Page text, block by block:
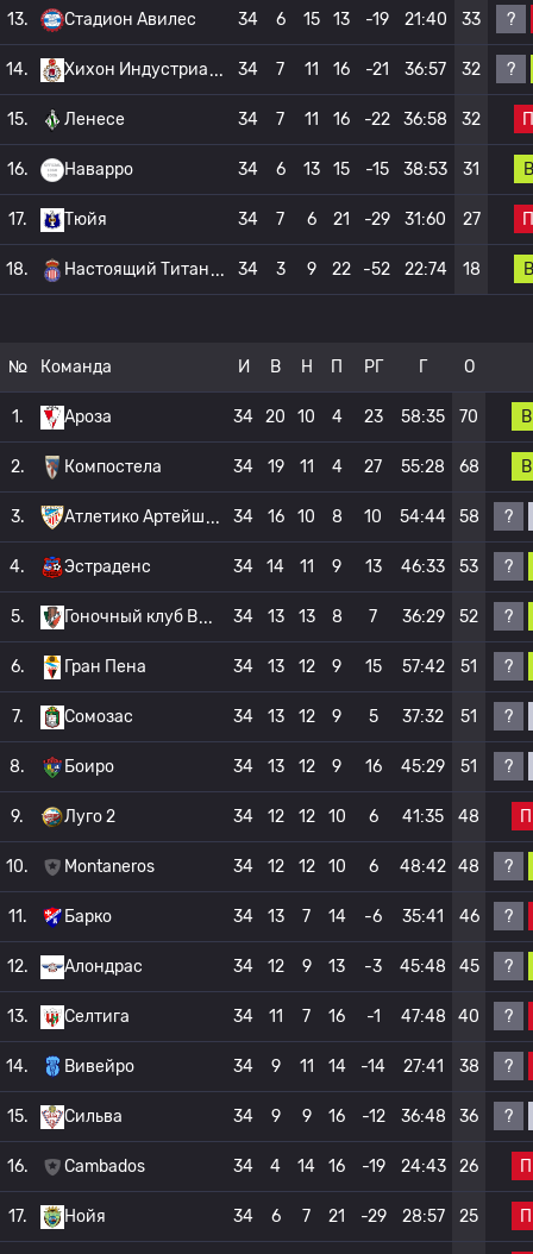
13. Стадион Авилес 34 6 15 13 -19 21:40 33 ?
14. Хихон Индустриа 34 7 11 16 -21 36:57 32 ?
15. Ленесе 34 7 11 16 -22 36:58 32 П
16. Наварро 34 6 13 15 -15 38:53 31 В
17. Тюйя 34 7 6 21 -29 31:60 27 П
18. Настоящий Титан 34 3 9 22 -52 22:74 18 В
№ Команда И В Н П РГ Г О
1. Ароза 34 20 10 4 23 58:35 70 В
2. Компостела 34 19 11 4 27 55:28 68 В
3. Атлетико Артейш 34 16 10 8 10 54:44 58 ?
4. Эстраденс 34 14 11 9 13 46:33 53 ?
5. Гоночный клуб В 34 13 13 8 7 36:29 52 ?
6. Гран Пена 34 13 12 9 15 57:42 51 ?
7. Сомозас 34 13 12 9 5 37:32 51 ?
8. Боиро 34 13 12 9 16 45:29 51 ?
9. Луго 2 34 12 12 10 6 41:35 48 П
10. Montaneros 34 12 12 10 6 48:42 48 ?
11. Барко 34 13 7 14 -6 35:41 46 ?
12. Алондрас 34 12 9 13 -3 45:48 45 ?
13. Селтига 34 11 7 16 -1 47:48 40 ?
14. Вивейро 34 9 11 14 -14 27:41 38 ?
15. Сильва 34 9 9 16 -12 36:48 36 ?
16. Cambados 34 4 14 16 -19 24:43 26 П
17. Нойя 34 6 7 21 -29 28:57 25 П